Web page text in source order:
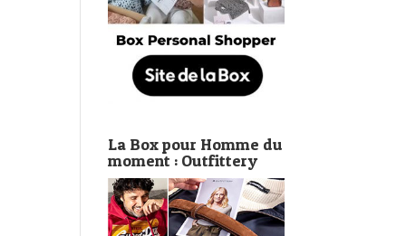
La Box pour Homme du
moment : Outfittery